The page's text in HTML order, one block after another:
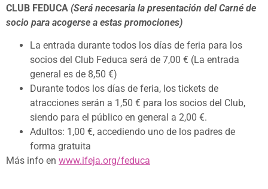
CLUB FEDUCA (Será necesaria la presentación del Carné de
socio para acogerse a estas promociones)
La entrada durante todos los días de feria para los
socios del Club Feduca será de 7,00 € (La entrada
general es de 8,50 €)
Durante todos los días de feria, los tickets de
atracciones serán a 1,50 € para los socios del Club,
siendo para el público en general a 2,00 €.
Adultos: 1,00 €, accediendo uno de los padres de
forma gratuita
Más info en www.ifeja.org/feduca